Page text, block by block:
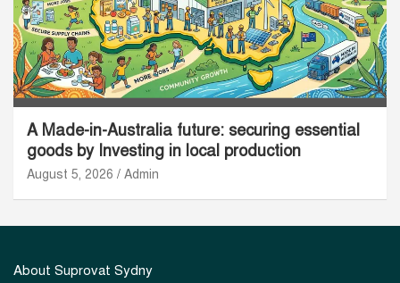
A Made-in-Australia future: securing essential
goods by Investing in local production
August 5, 2026 Admin
About Suprovat Sydny